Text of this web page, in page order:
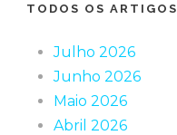
TODOS OS ARTIGOS
Julho 2026
Junho 2026
Maio 2026
Abril 2026